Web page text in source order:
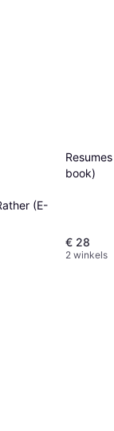
(E-
book)
€ 28
2 winkels